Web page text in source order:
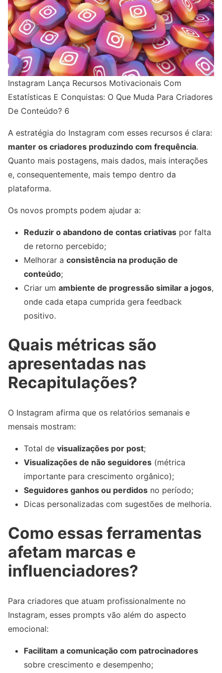
Instagram Lança Recursos Motivacionais Com
Estatísticas E Conquistas: O Que Muda Para Criadores
De Conteúdo? 6
A estratégia do Instagram com esses recursos é clara:
manter os criadores produzindo com frequência.
Quanto mais postagens, mais dados, mais interações
e, consequentemente, mais tempo dentro da
plataforma.
Os novos prompts podem ajudar a:
Reduzir o abandono de contas criativas por falta
de retorno percebido;
Melhorar a consistência na produção de
conteúdo;
Criar um ambiente de progressão similar a jogos,
onde cada etapa cumprida gera feedback
positivo.
Quais métricas são
apresentadas nas
Recapitulações?
O Instagram afirma que os relatórios semanais e
mensais mostram:
Total de visualizações por post;
Visualizações de não seguidores (métrica
importante para crescimento orgânico);
Seguidores ganhos ou perdidos no período;
Dicas personalizadas com sugestões de melhoria.
Como essas ferramentas
afetam marcas e
influenciadores?
Para criadores que atuam profissionalmente no
Instagram, esses prompts vão além do aspecto
emocional:
Facilitam a comunicação com patrocinadores
sobre crescimento e desempenho;